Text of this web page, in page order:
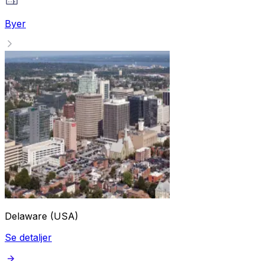
Byer
Delaware (USA)
Se detaljer